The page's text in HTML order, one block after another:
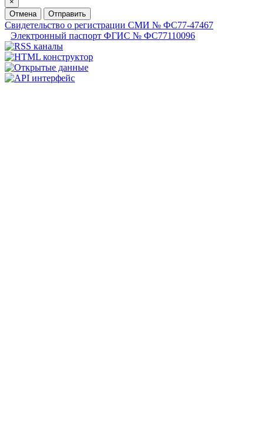
Отмена
Отправить
Свидетельство о регистрации СМИ № ФС77-47467
Электронный паспорт ФГИС № ФС77110096